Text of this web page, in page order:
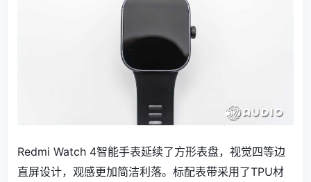
Redmi Watch 4智能手表延续了方形表盘，视觉四等边
直屏设计，观感更加简洁利落。标配表带采用了TPU材